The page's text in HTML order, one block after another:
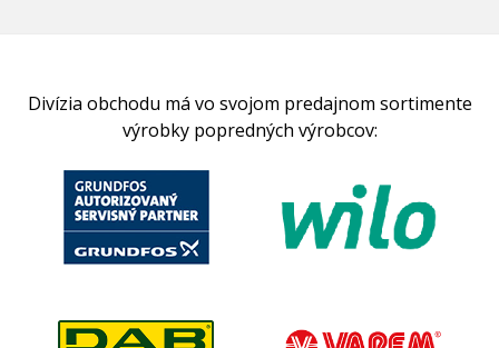
Divízia obchodu má vo svojom predajnom sortimente
výrobky popredných výrobcov: